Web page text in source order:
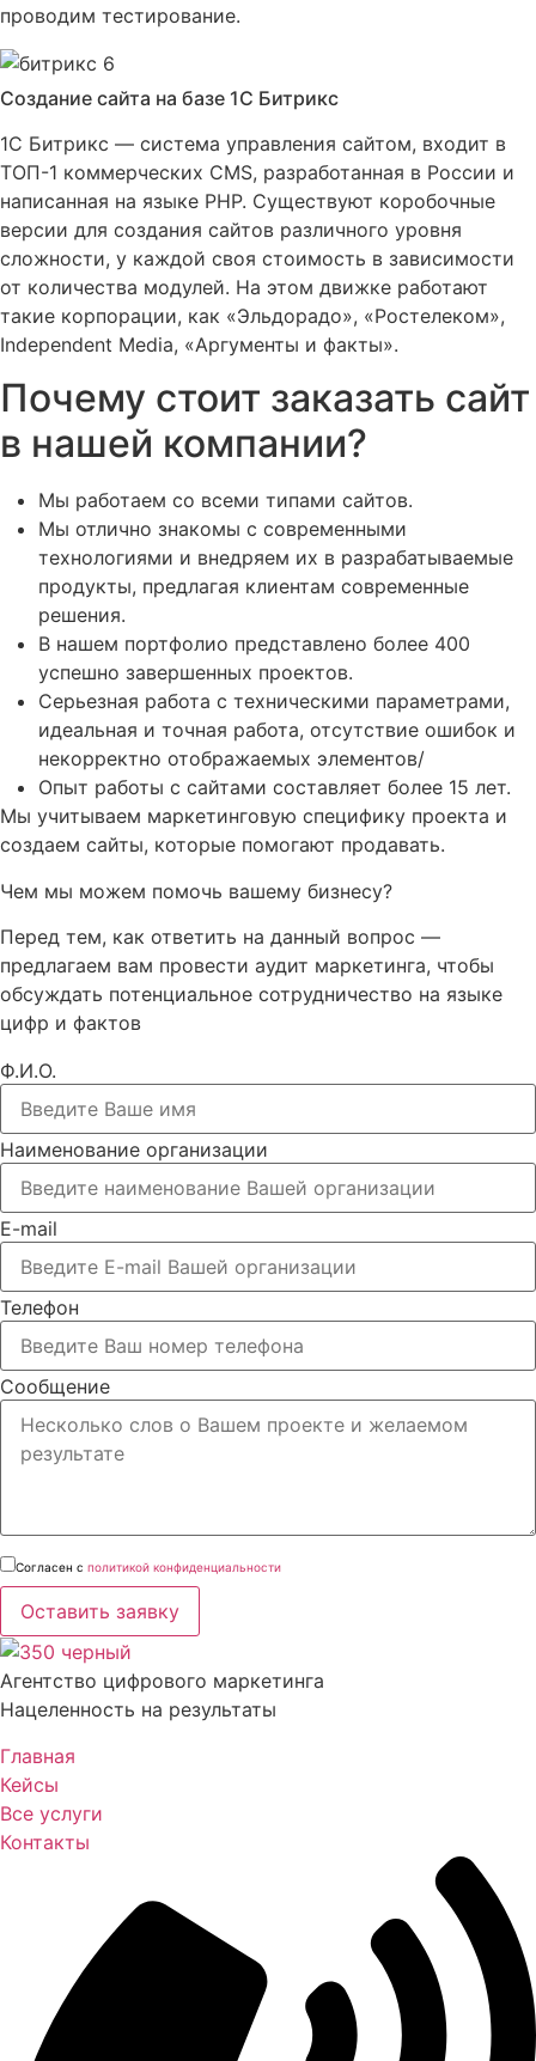
проводим тестирование.
Создание сайта на базе 1С Битрикс
1C Битрикс — система управления сайтом, входит в
ТОП-1 коммерческих CMS, разработанная в России и
написанная на языке PHP. Существуют коробочные
версии для создания сайтов различного уровня
сложности, у каждой своя стоимость в зависимости
от количества модулей. На этом движке работают
такие корпорации, как «Эльдорадо», «Ростелеком»,
Independent Media, «Аргументы и факты».
Почему стоит заказать сайт
в нашей компании?
Мы работаем со всеми типами сайтов.
Мы отлично знакомы с современными
технологиями и внедряем их в разрабатываемые
продукты, предлагая клиентам современные
решения.
В нашем портфолио представлено более 400
успешно завершенных проектов.
Серьезная работа с техническими параметрами,
идеальная и точная работа, отсутствие ошибок и
некорректно отображаемых элементов/
Опыт работы с сайтами составляет более 15 лет.
Мы учитываем маркетинговую специфику проекта и
создаем сайты, которые помогают продавать.
Чем мы можем помочь вашему бизнесу?
Перед тем, как ответить на данный вопрос —
предлагаем вам провести аудит маркетинга, чтобы
обсуждать потенциальное сотрудничество на языке
цифр и фактов
Ф.И.О.
Наименование организации
E-mail
Телефон
Сообщение
Согласен с политикой конфиденциальности
Оставить заявку
Агентство цифрового маркетинга
Нацеленность на результаты
Главная
Кейсы
Все услуги
Контакты